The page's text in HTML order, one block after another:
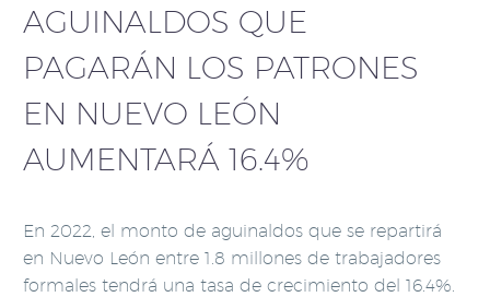
AGUINALDOS QUE
PAGARÁN LOS PATRONES
EN NUEVO LEÓN
AUMENTARÁ 16.4%
En 2022, el monto de aguinaldos que se repartirá
en Nuevo León entre 1.8 millones de trabajadores
formales tendrá una tasa de crecimiento del 16.4%.